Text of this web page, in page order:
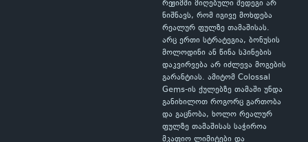
რეჟიმში მიღებული შედეგი არ
ნიშნავს, რომ იგივე მოხდება
რეალურ ფულზე თამაშისას.
არც ერთი სტრატეგია, ბონუსის
მოლოდინი ან წინა სპინების
დაკვირვება არ იძლევა მოგების
გარანტიას. ამიტომ Colossal
Gems-ის ქულებზე თამაში უნდა
განიხილოთ როგორც გართობა
და გაცნობა, ხოლო რეალურ
ფულზე თამაშისას საჭიროა
მკაფიო ლიმიტები და